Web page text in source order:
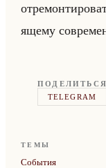
яще­му
TELEGRAM
ТЕМЫ
События